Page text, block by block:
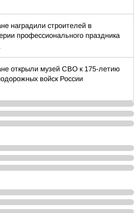
наградили строителей в
профессионального праздника
открыли музей СВО к 175-летию
войск России